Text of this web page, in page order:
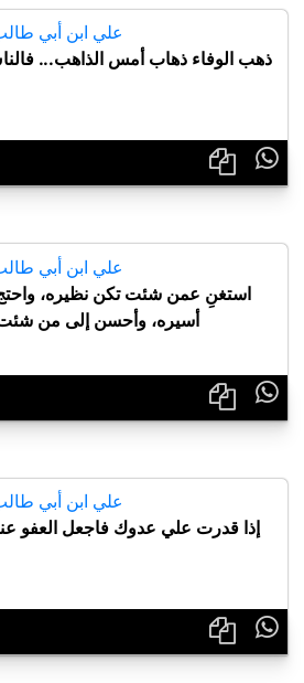
علي ابن أبي
ذهب الوفاء ذهاب أمس الذاهب...

علي ابن أبي
استغنِ عمن شئت تكن نظيره،
أسيره، وأحسن إلى من

علي ابن أبي
إذا قدرت علي عدوك فاجعل العفو
